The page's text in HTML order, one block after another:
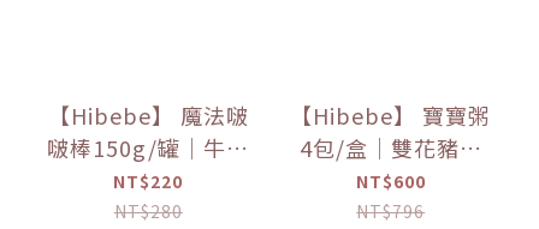
【Hibebe】 魔法啵
啵棒150g/罐｜牛奶
｜起司｜草莓｜藍
莓葡萄｜1Y+｜全家
NT$220
NT$280
【Hibebe】 寶寶粥
4包/盒｜雙花豬肉
｜蓮藕雞肉｜栗子
牛肉｜蘆筍鱸魚｜
NT$600
NT$796